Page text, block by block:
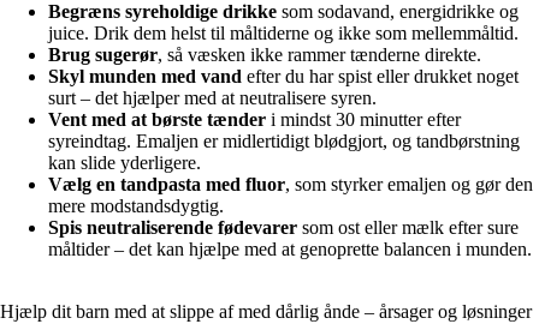
Begræns syreholdige drikke som sodavand, energidrikke og
juice. Drik dem helst til måltiderne og ikke som mellemmåltid.
Brug sugerør, så væsken ikke rammer tænderne direkte.
Skyl munden med vand efter du har spist eller drukket noget
surt – det hjælper med at neutralisere syren.
Vent med at børste tænder i mindst 30 minutter efter
syreindtag. Emaljen er midlertidigt blødgjort, og tandbørstning
kan slide yderligere.
Vælg en tandpasta med fluor, som styrker emaljen og gør den
mere modstandsdygtig.
Spis neutraliserende fødevarer som ost eller mælk efter sure
måltider – det kan hjælpe med at genoprette balancen i munden.
Hjælp dit barn med at slippe af med dårlig ånde – årsager og løsninger